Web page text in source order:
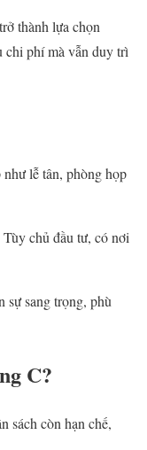
thành lựa chọn
chi phí mà vẫn duy trì
lễ tân, phòng họp
Tùy chủ đầu tư, có nơi
sự sang trọng, phù
C?
sách còn hạn chế,